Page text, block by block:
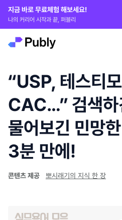
지금 바로 무료체험 해보세요!
나의 커리어 시작과 끝, 퍼블리
“USP, 테스티
CAC…” 검색하
물어보긴 민망
3분 만에!
콘텐츠 제공 뽀시래기의 지식 한 장